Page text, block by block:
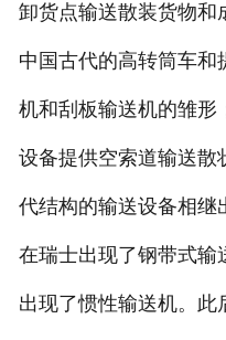
卸货点输送散装货物和
中国古代的高转筒车和
机和刮板输送机的雏形
设备提供空索道输送散
代结构的输送设备相继
在瑞士出现了钢带式输
出现了惯性输送机。此